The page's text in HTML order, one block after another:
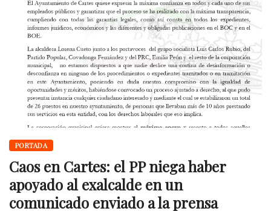
PORTADA
Caos en Cartes: el PP niega haber
apoyado al exalcalde en un
comunicado enviado a la prensa